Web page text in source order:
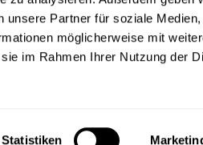
unsere Partner für soziale
möglicherweise mit
im Rahmen Ihrer Nutzung der
Statistiken